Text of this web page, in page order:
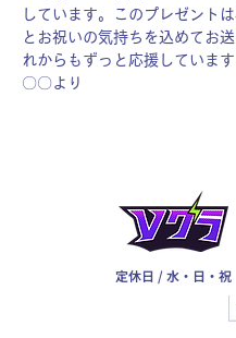
しています。このプレゼント
とお祝いの気持ちを込めてお
れからもずっと応援しています
〇〇より
定休日 / 水・日・祝